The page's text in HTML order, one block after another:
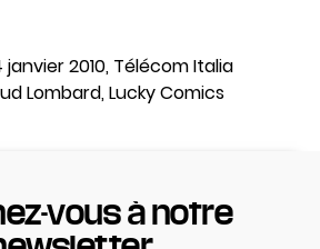
janvier 2010, Télécom Italia
Lombard, Lucky Comics
vous à notre